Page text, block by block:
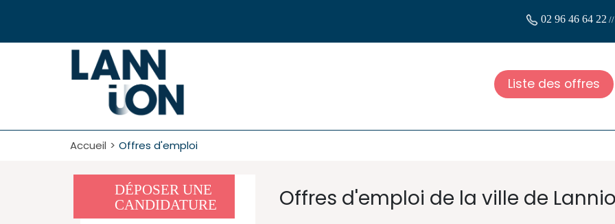
02 96 46 64 22 //
Liste des offres
Accueil Offres d'emploi
DÉPOSER UNE
CANDIDATURE
Offres d'emploi de la ville de